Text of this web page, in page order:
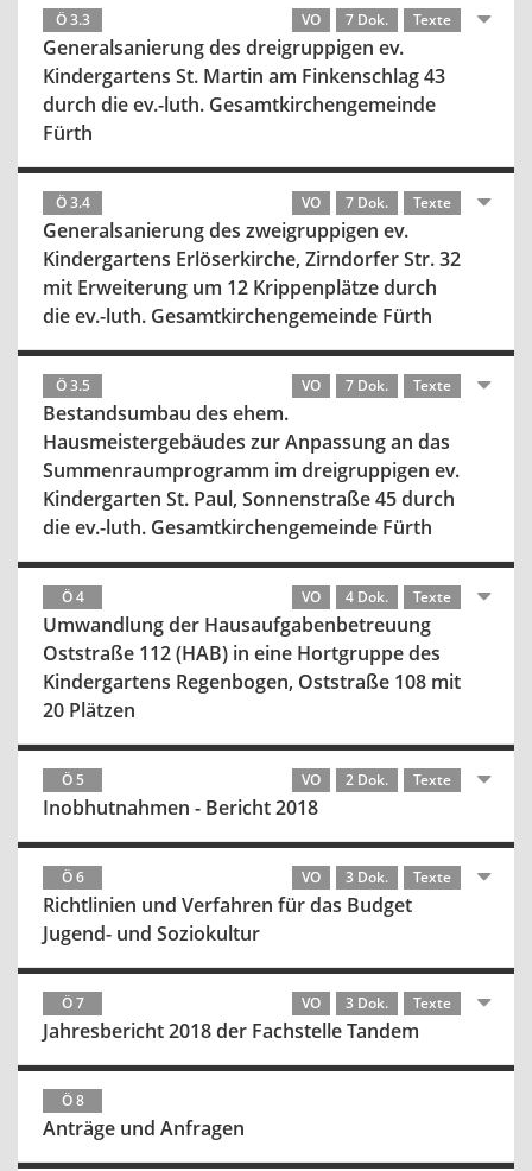
Ö 3.3 VO 7 Dok. Texte
Generalsanierung des dreigruppigen ev.
Kindergartens St. Martin am Finkenschlag 43
durch die ev.-luth. Gesamtkirchengemeinde
Fürth
Ö 3.4 VO 7 Dok. Texte
Generalsanierung des zweigruppigen ev.
Kindergartens Erlöserkirche, Zirndorfer Str. 32
mit Erweiterung um 12 Krippenplätze durch
die ev.-luth. Gesamtkirchengemeinde Fürth
Ö 3.5 VO 7 Dok. Texte
Bestandsumbau des ehem.
Hausmeistergebäudes zur Anpassung an das
Summenraumprogramm im dreigruppigen ev.
Kindergarten St. Paul, Sonnenstraße 45 durch
die ev.-luth. Gesamtkirchengemeinde Fürth
Ö 4 VO 4 Dok. Texte
Umwandlung der Hausaufgabenbetreuung
Oststraße 112 (HAB) in eine Hortgruppe des
Kindergartens Regenbogen, Oststraße 108 mit
20 Plätzen
Ö 5 VO 2 Dok. Texte
Inobhutnahmen - Bericht 2018
Ö 6 VO 3 Dok. Texte
Richtlinien und Verfahren für das Budget
Jugend- und Soziokultur
Ö 7 VO 3 Dok. Texte
Jahresbericht 2018 der Fachstelle Tandem
Ö 8
Anträge und Anfragen